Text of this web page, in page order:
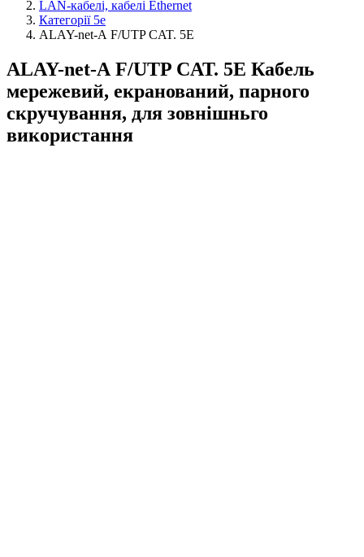
LAN-кабелі, кабелі Ethernet
Категорії 5е
ALAY-net-А F/UTP CAT. 5E
ALAY-net-А F/UTP CAT. 5E Кабель
мережевий, екранований, парного
скручування, для зовнішньго
використання